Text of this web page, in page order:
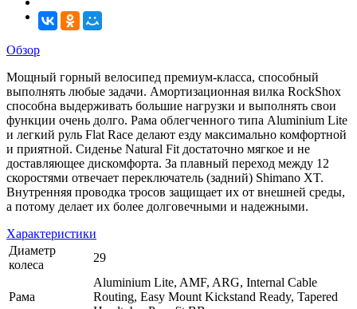
Обзор
Мощный горный велосипед премиум-класса, способный
выполнять любые задачи. Амортизационная вилка RockShox
способна выдерживать большие нагрузки и выполнять свои
функции очень долго. Рама облегченного типа Aluminium Lite
и легкий руль Flat Race делают езду максимально комфортной
и приятной. Сиденье Natural Fit достаточно мягкое и не
доставляющее дискомфорта. За плавный переход между 12
скоростями отвечает переключатель (задний) Shimano XT.
Внутренняя проводка тросов защищает их от внешней среды,
а потому делает их более долговечными и надежными.
Характеристики
Диаметр
колеса
29
Рама
Aluminium Lite, AMF, ARG, Internal Cable
Routing, Easy Mount Kickstand Ready, Tapered